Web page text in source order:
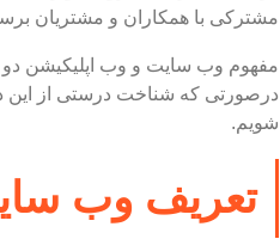
مشترکی با همکاران و مشتریان
مفهوم وب سایت و وب اپلیکیشن دو
درصورتی که شناخت درستی از این
شویم.
تعریف وب